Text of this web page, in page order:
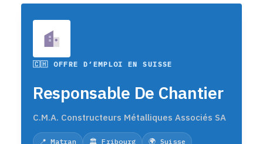
🇨🇭 OFFRE D’EMPLOI EN SUISSE
Responsable De Chantier
C.M.A. Constructeurs Métalliques Associés SA
📍 Matran 🏛️ Fribourg 🌍 Suisse